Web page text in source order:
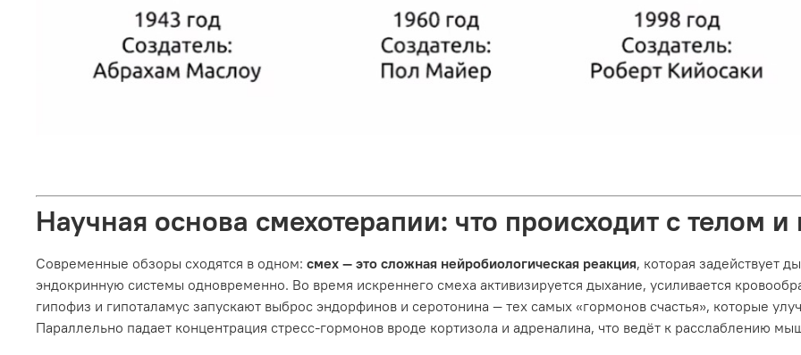
Научная основа смехотерапии: что происходит с телом
Современные обзоры сходятся в одном: смех — это сложная нейробиологическая реакция, которая задействует
эндокринную системы одновременно. Во время искреннего смеха активизируется дыхание, усиливается
гипофиз и гипоталамус запускают выброс эндорфинов и серотонина — тех самых «гормонов счастья», которые
Параллельно падает концентрация стресс‑гормонов вроде кортизола и адреналина, что ведёт к расслаблению